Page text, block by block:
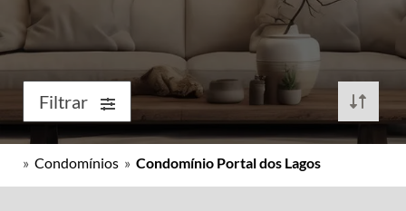
Filtrar
» Condomínios » Condomínio Portal dos Lagos